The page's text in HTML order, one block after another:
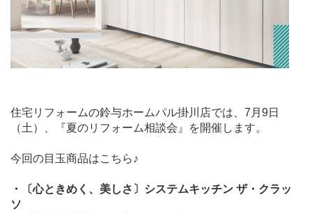
住宅リフォームの鈴与ホームパル掛川店では、7月9日
（土）、『夏のリフォーム相談会』を開催します。
今回の目玉商品はこちら♪
・〔心ときめく、美しさ〕システムキッチン ザ・クラッ
ソ